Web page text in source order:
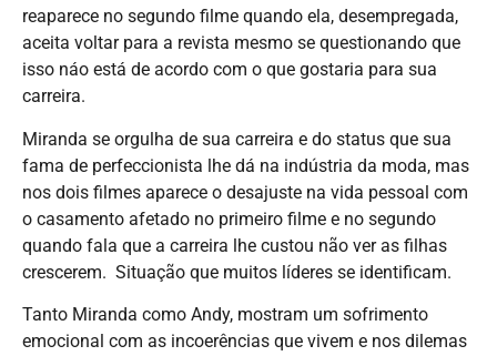
reaparece no segundo filme quando ela, desempregada,
aceita voltar para a revista mesmo se questionando que
isso náo está de acordo com o que gostaria para sua
carreira.
Miranda se orgulha de sua carreira e do status que sua
fama de perfeccionista lhe dá na indústria da moda, mas
nos dois filmes aparece o desajuste na vida pessoal com
o casamento afetado no primeiro filme e no segundo
quando fala que a carreira lhe custou não ver as filhas
crescerem. Situação que muitos líderes se identificam.
Tanto Miranda como Andy, mostram um sofrimento
emocional com as incoerências que vivem e nos dilemas